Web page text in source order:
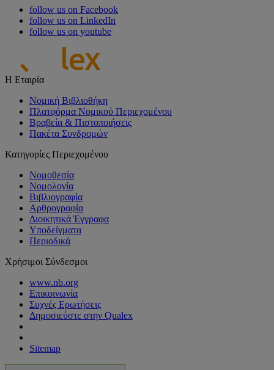
follow us on Facebook
follow us on LinkedIn
follow us on youtube
Η Εταιρία
Νομική Βιβλιοθήκη
Πλατφόρμα Νομικού Περιεχομένου
Βραβεία & Πιστοποιήσεις
Πακέτα Συνδρομών
Κατηγορίες Περιεχομένου
Νομοθεσία
Νομολογία
Βιβλιογραφία
Αρθρογραφία
Διοικητικά Έγγραφα
Υποδείγματα
Περιοδικά
Χρήσιμοι Σύνδεσμοι
www.nb.org
Επικοινωνία
Συχνές Ερωτήσεις
Δημοσιεύστε στην Qualex
Sitemap